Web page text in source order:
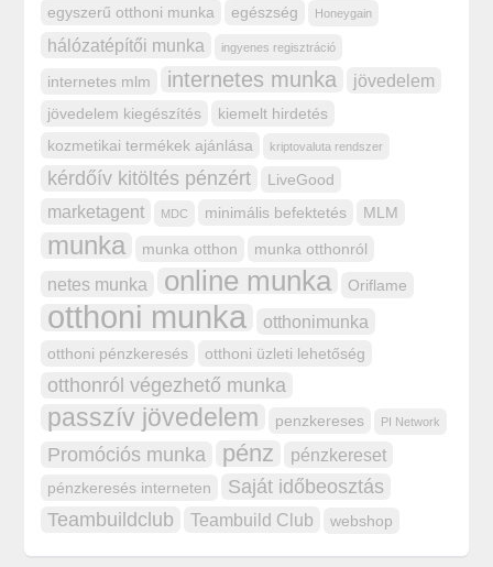
egyszerű otthoni munka egészség Honeygain
hálózatépítői munka ingyenes regisztráció
internetes mlm internetes munka jövedelem
jövedelem kiegészítés
kiemelt hirdetés
kozmetikai termékek ajánlása
kriptovaluta rendszer
kérdőív kitöltés pénzért LiveGood
marketagent MDC minimális befektetés MLM
munka munka otthon munka otthonról
netes munka online munka Oriflame
otthoni munka otthonimunka
otthoni pénzkeresés otthoni üzleti lehetőség
otthonról végezhető munka
passzív jövedelem penzkereses PI Network
Promóciós munka pénz pénzkereset
pénzkeresés interneten
Saját időbeosztás
Teambuildclub
Teambuild Club webshop